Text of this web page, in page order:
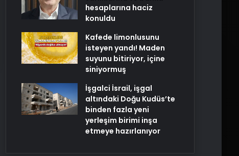
hesaplarına haciz
konuldu
Kafede limonlusunu
isteyen yandı! Maden
suyunu bitiriyor, içine
siniyormuş
İşgalci İsrail, işgal
altındaki Doğu Kudüs’te
binden fazla yeni
yerleşim birimi inşa
etmeye hazırlanıyor